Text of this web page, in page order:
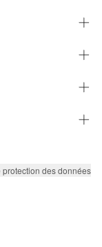
protection des données